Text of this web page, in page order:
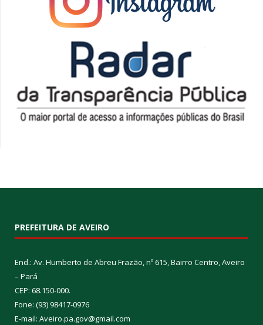
PREFEITURA DE AVEIRO
End.: Av. Humberto de Abreu Frazão, nº 615, Bairro Centro, Aveiro
– Pará
CEP: 68.150-000.
Fone: (93) 98417-0976
E-mail: Aveiro.pa.gov@gmail.com